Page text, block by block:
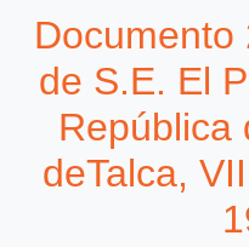
25-3-4 - IV.
105 más...
Documento
de S.E. El
República
deTalca,